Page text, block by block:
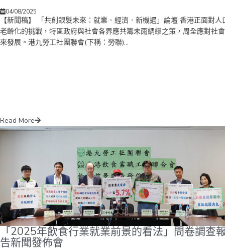
04/08/2025
【新聞稿】 「共創銀髮未來：就業．經濟．新機遇」論壇 香港正面對人
老齡化的挑戰，特區政府與社會各界應共籌未雨綢繆之策，周全應對社
來發展。港九勞工社團聯會(下稱：勞聯)...
Read More
「2025年飲食行業就業前景的看法」問卷調查
告新聞發佈會